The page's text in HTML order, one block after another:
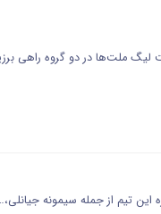
لیگ ملت‌ها در دو گروه راهی
این تیم از جمله سیمونه